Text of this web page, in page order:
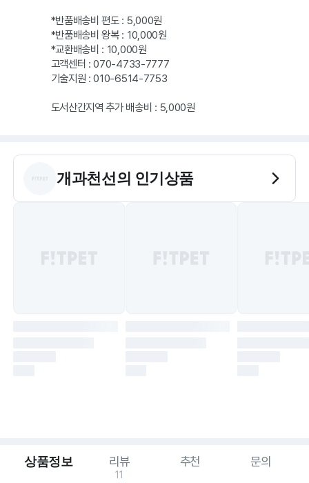
*반품배송비 편도 : 5,000원
*반품배송비 왕복 : 10,000원
*교환배송비 : 10,000원
고객센터 : 070-4733-7777
기술지원 : 010-6514-7753
도서산간지역 추가 배송비 : 5,000원
개과천선의 인기상품
상품정보 리뷰
11
추천 문의